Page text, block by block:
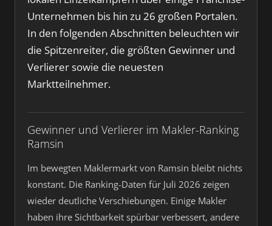
Unternehmen bis hin zu 26 großen Portalen.
In den folgenden Abschnitten beleuchten wir
die Spitzenreiter, die größten Gewinner und
Verlierer sowie die neuesten
Marktteilnehmer.
Gewinner und Verlierer im Makler-Ranking
Ramsin
Im bewegten Maklermarkt von Ramsin bleibt nichts
konstant. Die Ranking-Daten für Juli 2026 zeigen
wieder deutliche Verschiebungen. Einige Makler
haben ihre Sichtbarkeit spürbar verbessert, andere